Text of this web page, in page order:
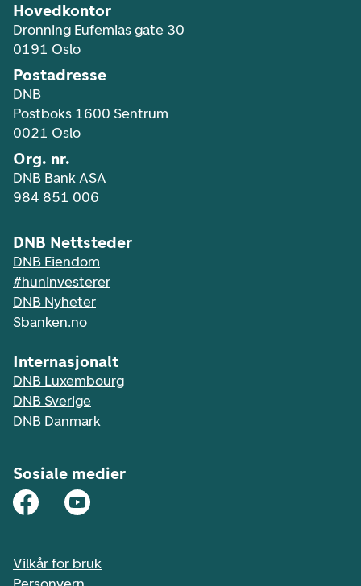
Hovedkontor
Dronning Eufemias gate 30
0191 Oslo
Postadresse
DNB
Postboks 1600 Sentrum
0021 Oslo
Org. nr.
DNB Bank ASA
984 851 006
DNB Nettsteder
DNB Eiendom
#huninvesterer
DNB Nyheter
Sbanken.no
Internasjonalt
DNB Luxembourg
DNB Sverige
DNB Danmark
Sosiale medier
Vilkår for bruk